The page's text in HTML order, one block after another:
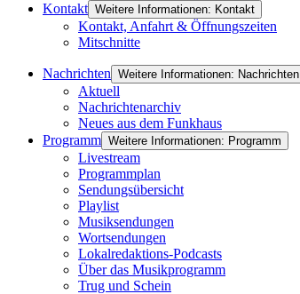
Kontakt Weitere Informationen: Kontakt
Kontakt, Anfahrt & Öffnungszeiten
Mitschnitte
Nachrichten Weitere Informationen: Nachrichten
Aktuell
Nachrichtenarchiv
Neues aus dem Funkhaus
Programm Weitere Informationen: Programm
Livestream
Programmplan
Sendungsübersicht
Playlist
Musiksendungen
Wortsendungen
Lokalredaktions-Podcasts
Über das Musikprogramm
Trug und Schein